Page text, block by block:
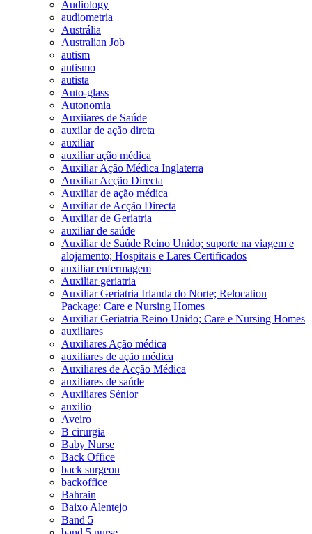
Audiology
audiometria
Austrália
Australian Job
autism
autismo
autista
Auto-glass
Autonomia
Auxiiares de Saúde
auxilar de ação direta
auxiliar
auxiliar ação médica
Auxiliar Ação Médica Inglaterra
Auxiliar Acção Directa
Auxiliar de ação médica
Auxiliar de Acção Directa
Auxiliar de Geriatria
auxiliar de saúde
Auxiliar de Saúde Reino Unido; suporte na viagem e
alojamento; Hospitais e Lares Certificados
auxiliar enfermagem
Auxiliar geriatria
Auxiliar Geriatria Irlanda do Norte; Relocation
Package; Care e Nursing Homes
Auxiliar Geriatria Reino Unido; Care e Nursing Homes
auxiliares
Auxiliares Ação médica
auxiliares de ação médica
Auxiliares de Acção Médica
auxiliares de saúde
Auxiliares Sénior
auxilio
Aveiro
B cirurgia
Baby Nurse
Back Office
back surgeon
backoffice
Bahrain
Baixo Alentejo
Band 5